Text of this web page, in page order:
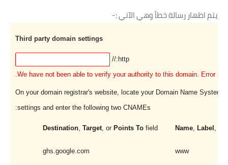
يتم اظهار رسالة خطأ وهي الآتي :-
Third party domain settings
http://
We have not been able to verify your authority to this domain. Error 32.
On your domain registrar's website, locate your Domain Name System
settings and enter the following two CNAMEs:
Name Label
Destination Target , or Points To field
www
ghs.google.com